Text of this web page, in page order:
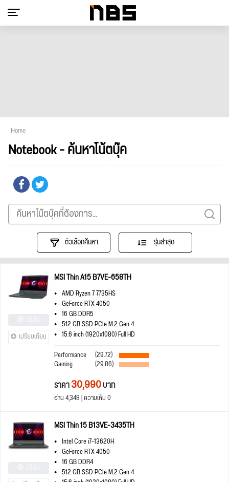
Home
Notebook - ค้นหาโน้ตบุ๊ค
ตัวเลือกค้นหา รุ่นล่าสุด
เปรียบเทียบ
MSI Thin A15 B7VE-658TH
AMD Ryzen 7 7735HS
GeForce RTX 4050
16 GB DDR5
512 GB SSD PCIe M.2 Gen 4
15.6 inch (1920x1080) Full HD
Performance
(29.72)
Gaming (29.86)
ราคา30,990บาท
อ่าน 4,348 | ความเห็น 0
MSI Thin 15 B13VE-3435TH
Intel Core i7-13620H
GeForce RTX 4050
16 GB DDR4
512 GB SSD PCIe M.2 Gen 4